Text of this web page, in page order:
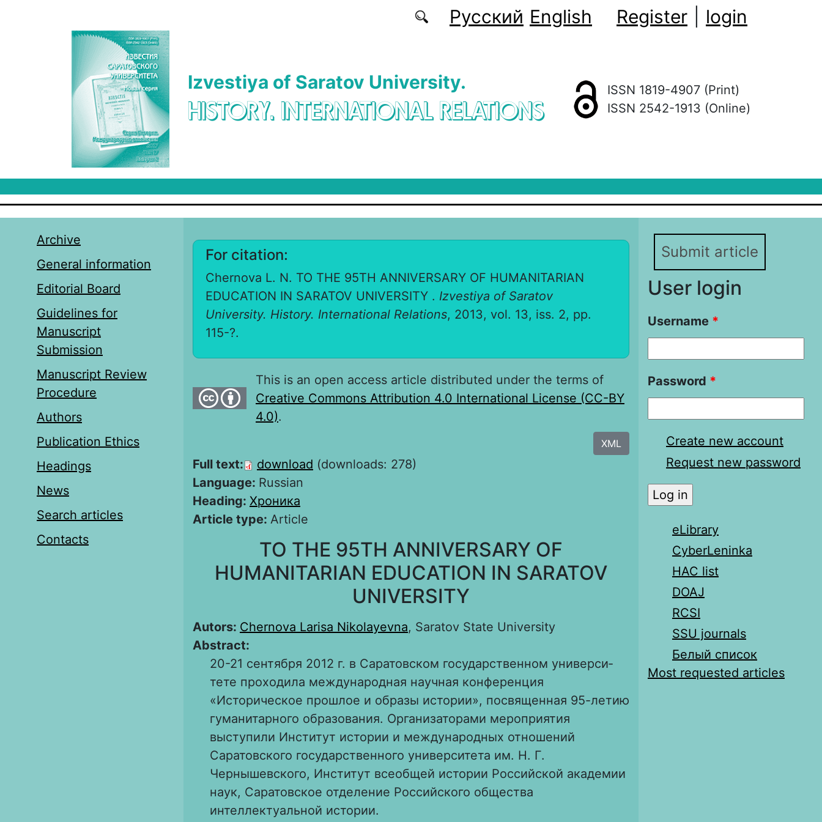
Русский English Register login
Izvestiya of Saratov University.
HISTORY. INTERNATIONAL RELATIONS
ISSN 1819-4907 (Print)
ISSN 2542-1913 (Online)
Archive
General information
Editorial Board
Guidelines for
Manuscript
Submission
Manuscript Review
Procedure
Authors
Publication Ethics
Headings
News
Search articles
Contacts
For citation:
Chernova L. N. TO THE 95TH ANNIVERSARY OF HUMANITARIAN
EDUCATION IN SARATOV UNIVERSITY . Izvestiya of Saratov
University. History. International Relations, 2013, vol. 13, iss. 2, pp.
115-?.
This is an open access article distributed under the terms of
Creative Commons Attribution 4.0 International License (CC-BY
4.0).
XML
Full text: download (downloads: 278)
Language: Russian
Heading: Хроника
Article type: Article
TO THE 95TH ANNIVERSARY OF
HUMANITARIAN EDUCATION IN SARATOV
UNIVERSITY
Autors: Chernova Larisa Nikolayevna, Saratov State University
Abstract:
20-21 сентября 2012 г. в Саратовском государственном универси­
тете проходила международная научная конференция
«Историческое прошлое и образы истории», посвященная 95-летию
гуманитарного образования. Организаторами мероприятия
выступили Институт истории и международных отношений
Саратовского государственного университета им. Н. Г.
Чернышевского, Институт всеобщей истории Российской академии
наук, Саратовское отделение Российского обще­ства
интеллектуальной истории.
Submit article
User login
Username *
Password *
Create new account
Request new password
eLibrary
CyberLeninka
HAC list
DOAJ
RCSI
SSU journals
Белый список
Most requested articles